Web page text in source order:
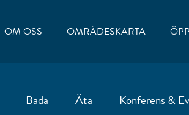
OM OSS OMRÅDESKARTA
Bada Äta Konferens &